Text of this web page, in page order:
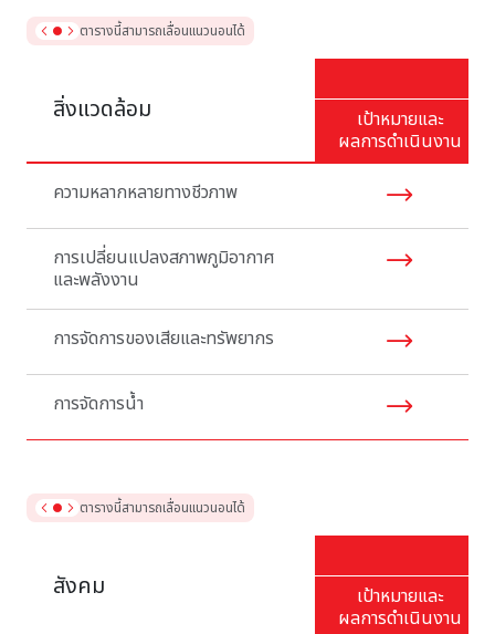
ตารางนี้สามารถเลื่อนแนวนอนได้
สิ่งแวดล้อม
เป้าหมายและ
ผลการดำเนินงาน
ความหลากหลายทางชีวภาพ
การเปลี่ยนแปลงสภาพภูมิอากาศ
และพลังงาน
การจัดการของเสียและทรัพยากร
การจัดการน้ำ
ตารางนี้สามารถเลื่อนแนวนอนได้
สังคม
เป้าหมายและ
ผลการดำเนินงาน